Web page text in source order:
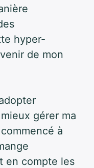
hyper-
de mon
gérer ma
à
en compte les